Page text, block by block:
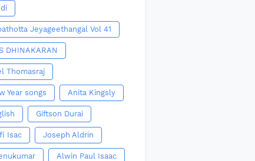
Jeyageethangal Vol 41
DHINAKARAN
Thomasraj
Year songs Anita Kingsly
Giftson Durai
Isac Joseph Aldrin
Alwin Paul Isaac